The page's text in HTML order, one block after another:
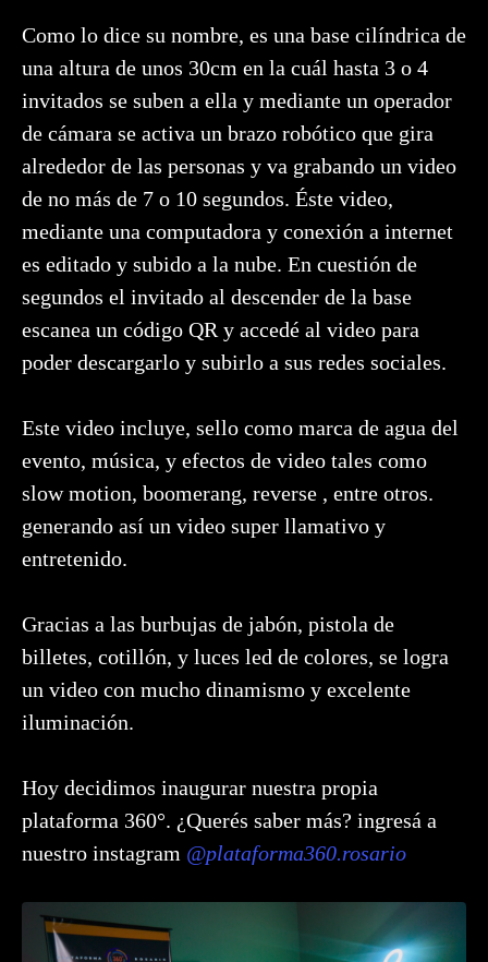
Como lo dice su nombre, es una base cilíndrica de
una altura de unos 30cm en la cuál hasta 3 o 4
invitados se suben a ella y mediante un operador
de cámara se activa un brazo robótico que gira
alrededor de las personas y va grabando un video
de no más de 7 o 10 segundos. Éste video,
mediante una computadora y conexión a internet
es editado y subido a la nube. En cuestión de
segundos el invitado al descender de la base
escanea un código QR y accedé al video para
poder descargarlo y subirlo a sus redes sociales.
Este video incluye, sello como marca de agua del
evento, música, y efectos de video tales como
slow motion, boomerang, reverse , entre otros.
generando así un video super llamativo y
entretenido.
Gracias a las burbujas de jabón, pistola de
billetes, cotillón, y luces led de colores, se logra
un video con mucho dinamismo y excelente
iluminación.
Hoy decidimos inaugurar nuestra propia
plataforma 360°. ¿Querés saber más? ingresá a
nuestro instagram @plataforma360.rosario